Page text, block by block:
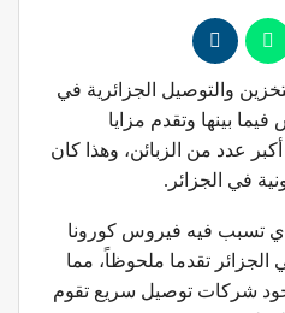
والتوصيل الجزائرية في
بينها وتقدم مزايا
عدد من الزبائن، وهذا كان
في الجزائر.
تسبب فيه فيروس كورونا
الجزائر تقدما ملحوظاً، مما
شركات توصيل سريع تقوم